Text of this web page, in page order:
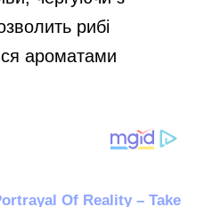
рибі
ароматами